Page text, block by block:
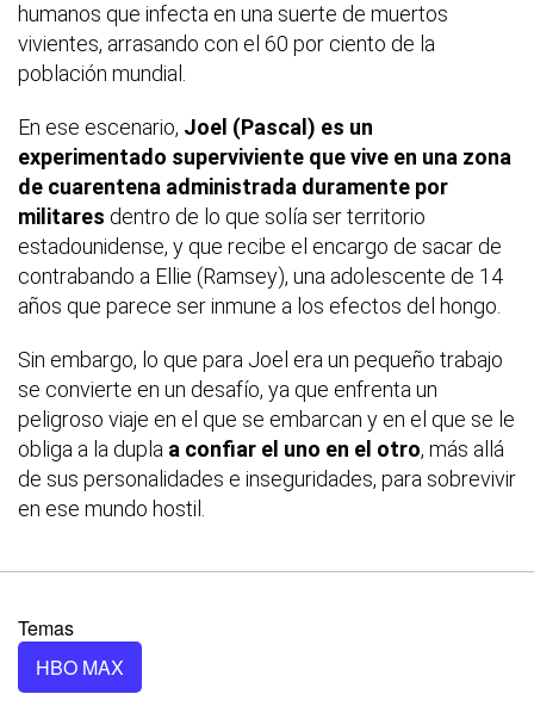
humanos que infecta en una suerte de muertos
vivientes, arrasando con el 60 por ciento de la
población mundial.
En ese escenario, Joel (Pascal) es un
experimentado superviviente que vive en una zona
de cuarentena administrada duramente por
militares dentro de lo que solía ser territorio
estadounidense, y que recibe el encargo de sacar de
contrabando a Ellie (Ramsey), una adolescente de 14
años que parece ser inmune a los efectos del hongo.
Sin embargo, lo que para Joel era un pequeño trabajo
se convierte en un desafío, ya que enfrenta un
peligroso viaje en el que se embarcan y en el que se le
obliga a la dupla a confiar el uno en el otro, más allá
de sus personalidades e inseguridades, para sobrevivir
en ese mundo hostil.
Temas
HBO MAX